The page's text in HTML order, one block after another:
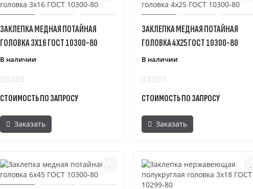
ЗАКЛЕПКА МЕДНАЯ ПОТАЙНАЯ
ГОЛОВКА 3X16 ГОСТ 10300-80
В наличии
СТОИМОСТЬ ПО ЗАПРОСУ
Заказать
ЗАКЛЕПКА МЕДНАЯ ПОТАЙНАЯ
ГОЛОВКА 4X25 ГОСТ 10300-80
В наличии
СТОИМОСТЬ ПО ЗАПРОСУ
Заказать